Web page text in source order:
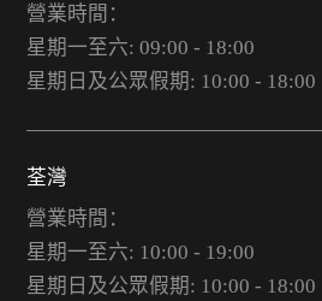
營業時間：
星期一至六: 09:00 - 18:00
星期日及公眾假期: 10:00 - 18:00
荃灣
營業時間：
星期一至六: 10:00 - 19:00
星期日及公眾假期: 10:00 - 18:00